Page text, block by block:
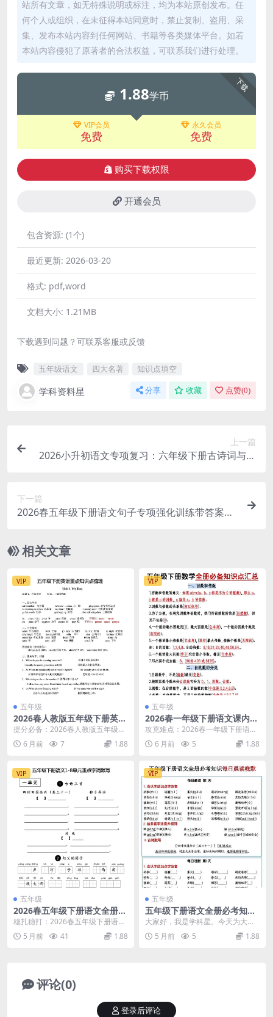
站所有文章，如无特殊说明或标注，均为本站原创发布。任
何个人或组织，在未征得本站同意时，禁止复制、盗用、采
集、发布本站内容到任何网站、书籍等各类媒体平台。如若
本站内容侵犯了原著者的合法权益，可联系我们进行处理。
下载
1.88学币
VIP会员
免费
永久会员
免费
购买下载权限
开通会员
包含资源: (1个)
最近更新: 2026-03-20
格式: pdf,word
文档大小: 1.21MB
下载遇到问题？可联系客服或反馈
五年级语文 四大名著 知识点填空
学科资料星 分享 收藏 点赞(0)
上一篇
2026小升初语文专项复习：六年级下册古诗词与积
下一篇
2026春五年级下册语文句子专项强化训练带答案解
相关文章
VIP
五年级
2026春人教版五年级下册英语
全册重点知识点梳理同步复习
提分必备：2026春人教版五年级下
册英语重点知识点梳理深度解析 大
家好，我是学科...
6 月前 7 1.88
VIP
五年级
2026春一年级下册语文课内句
子仿写同步专项练习全册重点
攻克难点：2026春一年级下册语文
课内句子仿写专项解析 大家好，我
是学科星。进入...
6 月前 5 1.88
VIP
五年级
2026春五年级下册语文全册1-
8单元重点字词默写专项同步
稳扎稳打：2026春五年级下册语文
全册1-8单元重点字词默写核心解析
大家好，我...
5 月前 41 1.88
VIP
五年级
五年级下册语文全册必考知识
点汇总：晨读晚默同步提分通
大家好，我是学科星。今天为大家
推荐一份提分效率极高的复习宝典
——五年级下册语文全...
5 月前 5 1.88
评论(0)
登录后评论